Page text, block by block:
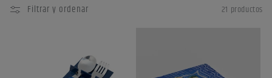
e
Filtrar y ordenar 21 productos